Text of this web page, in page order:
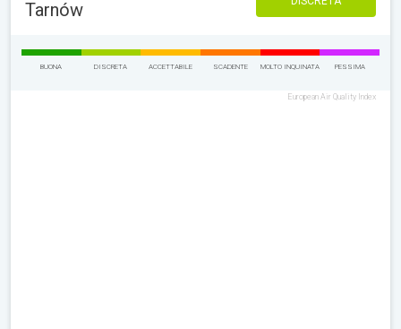
Tarnów
BUONA DISCRETA ACCETTABILE SCADENTE MOLTO INQUINATA PESSIMA
European Air Quality Index